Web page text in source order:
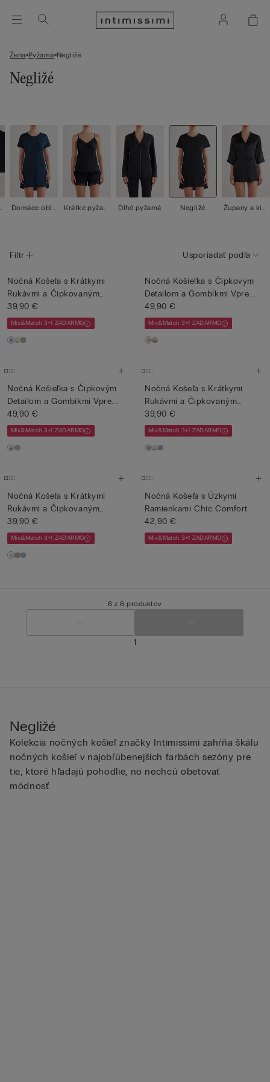
Žena Pyžamá Negližé
Negližé
Domáce oble
Krátke pyžam
Dlhé pyžamá Negližé
Župany a kim
Filtr Usporiadať podľa
Nočná Košeľa s Krátkymi
Rukávmi a Čipkovaným
Detai...
39,90 €
Mix&Match 3+1 ZADARMO
Nočná Košieľka s Čipkovým
Detailom a Gombíkmi Vpre...
49,90 €
Mix&Match 3+1 ZADARMO
Nočná Košieľka s Čipkovým
Detailom a Gombíkmi Vpre...
49,90 €
Mix&Match 3+1 ZADARMO
Nočná Košeľa s Krátkymi
Rukávmi a Čipkovaným
Detai...
39,90 €
Mix&Match 3+1 ZADARMO
Nočná Košeľa s Krátkymi
Rukávmi a Čipkovaným
Detai...
39,90 €
Mix&Match 3+1 ZADARMO
Nočná Košeľa s Úzkymi
Ramienkami Chic Comfort
42,90 €
Mix&Match 3+1 ZADARMO
6 z 6 produktov
1
Negližé
Kolekcia nočných košieľ značky Intimissimi zahŕňa škálu
nočných košieľ v najobľúbenejších farbách sezóny pre
tie, ktoré hľadajú pohodlie, no nechcú obetovať
módnosť.